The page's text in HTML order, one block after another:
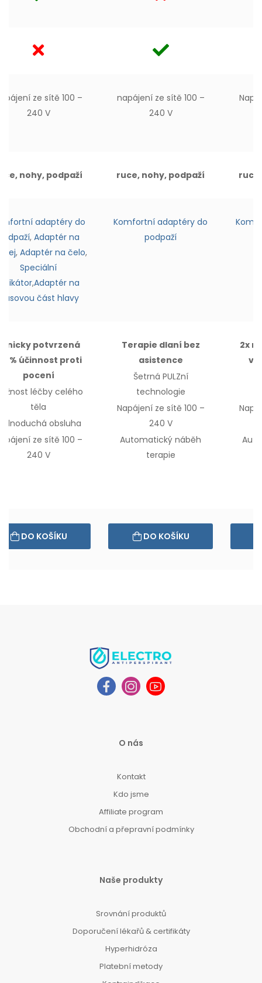
ze sítě 100 –
240 V
napájení ze sítě 100 –
240 V
nohy, podpaží ruce, nohy, podpaží
adaptéry do
, Adaptér na
, Adaptér na čelo,
Speciální
,Adaptér na
část hlavy
Komfortní adaptéry do
podpaží
potvrzená
účinnost proti
pocení
léčby celého
těla
obsluha
ze sítě 100 –
240 V
Terapie dlaní bez
asistence
Šetrná PULZní
technologie
Napájení ze sítě 100 –
240 V
Automatický náběh
terapie
2x
DO KOŠÍKU DO KOŠÍKU
O nás
Kontakt
Kdo jsme
Affiliate program
Obchodní a přepravní podmínky
Naše produkty
Srovnání produktů
Doporučení lékařů & certifikáty
Hyperhidróza
Platební metody